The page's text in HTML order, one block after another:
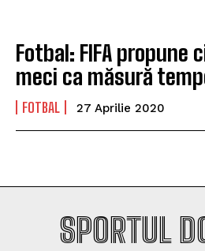
Fotbal: FIFA propune
meci ca măsură
FOTBAL 27 Aprilie 2020
SPORTUL